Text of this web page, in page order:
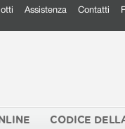
Assistenza Contatti
CODICE